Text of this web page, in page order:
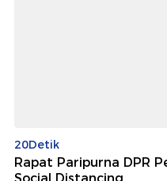
20Detik
Rapat Paripurna DPR
Social Distancing